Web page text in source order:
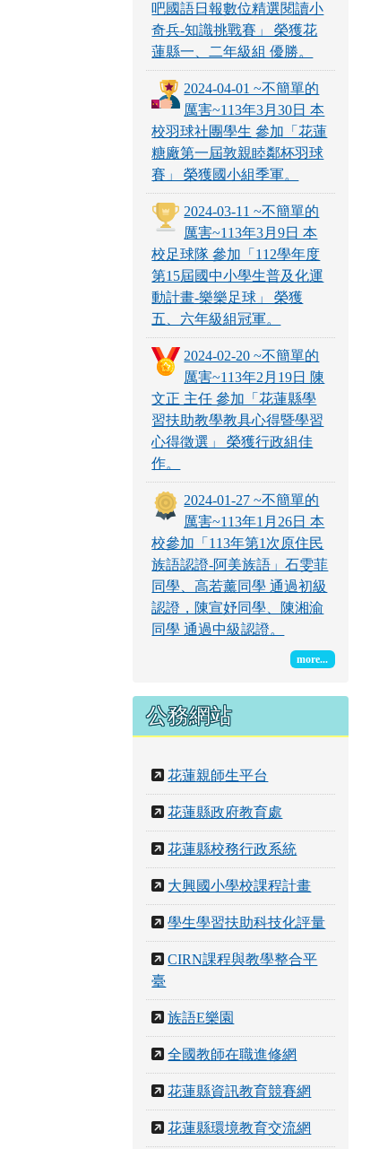
吧國語日報數位精選閱讀小
奇兵-知識挑戰賽」 榮獲花
蓮縣一、二年級組 優勝。
2024-04-01 ~不簡單的
厲害~113年3月30日 本
校羽球社團學生 參加「花蓮
糖廠第一屆敦親睦鄰杯羽球
賽」 榮獲國小組季軍。
2024-03-11 ~不簡單的
厲害~113年3月9日 本
校足球隊 參加「112學年度
第15屆國中小學生普及化運
動計畫-樂樂足球」 榮獲
五、六年級組冠軍。
2024-02-20 ~不簡單的
厲害~113年2月19日 陳
文正 主任 參加「花蓮縣學
習扶助教學教具心得暨學習
心得徵選」 榮獲行政組佳
作。
2024-01-27 ~不簡單的
厲害~113年1月26日 本
校參加「113年第1次原住民
族語認證-阿美族語」石雯菲
同學、高若薰同學 通過初級
認證，陳宣妤同學、陳湘渝
同學 通過中級認證。
more...
公務網站
花蓮親師生平台
花蓮縣政府教育處
花蓮縣校務行政系統
大興國小學校課程計畫
學生學習扶助科技化評量
CIRN課程與教學整合平
臺
族語E樂園
全國教師在職進修網
花蓮縣資訊教育競賽網
花蓮縣環境教育交流網